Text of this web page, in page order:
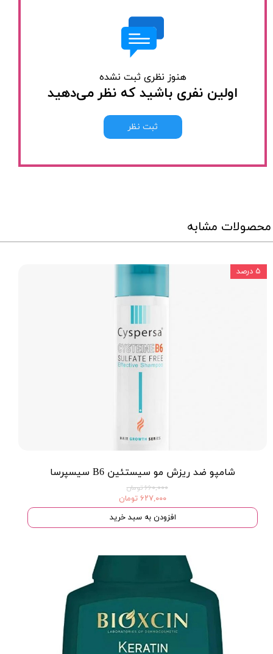
هنوز نظری ثبت نشده
اولین نفری باشید که نظر می‌دهید
ثبت نظر
محصولات مشابه
شامپو ضد ریزش مو سیستئین B6 سیسپرسا
۶۶۰,۰۰۰ تومان
۶۲۷,۰۰۰ تومان
افزودن به سبد خرید
۵ درصد